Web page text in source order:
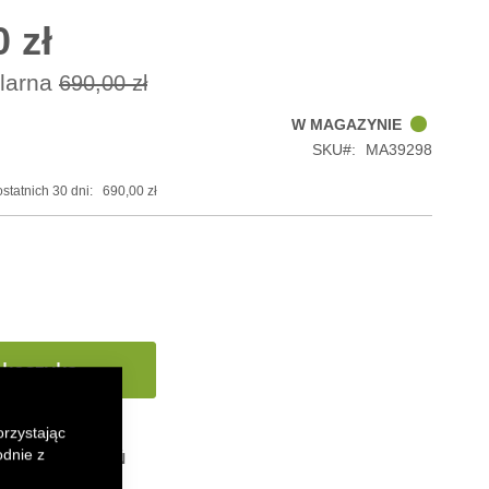
z
zł
690,00 zł
W MAGAZYNIE
SKU
MA39298
30 dni: 690,00 zł
LISTY ŻYCZEŃ